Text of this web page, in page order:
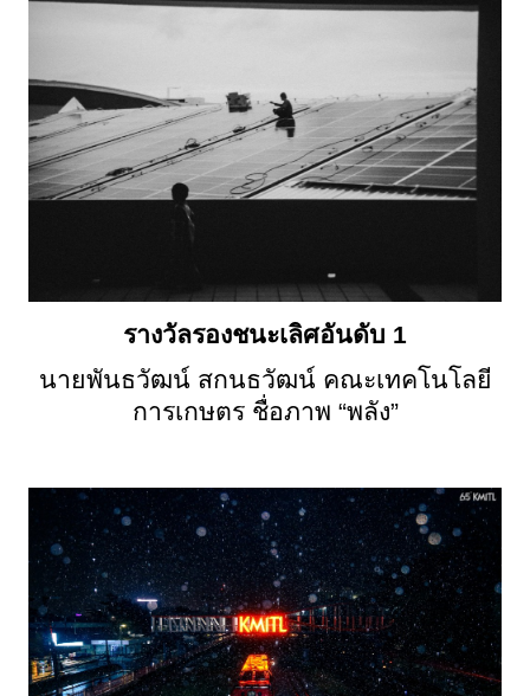
รางวัลรองชนะเลิศอันดับ 1
นายพันธวัฒน์ สกนธวัฒน์ คณะเทคโนโลยี
การเกษตร ชื่อภาพ “พลัง”